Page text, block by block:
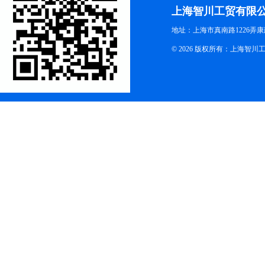
上海智川工贸有限
地址：上海市真南路1226弄
© 2026 版权所有：上海智川